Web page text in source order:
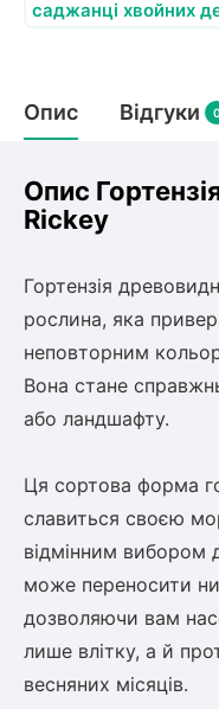
Мушмула
Нектарин
Алича
Айва
Шовковиця
Абрикос
Обліпиха
Смородина
Актинідія
Ірга
Ківі
Платан
Декоративні
Рододендрон
Бересклет
Барбарис
Азалія
Дерен
Штамбові
Жасмин
Будлея
Лавровишня
Кизильник
Піраканта
Бузина
Кріплення
Садова
Граблі
Роторні
саджанці хвойних
Опис Відгуки
Опис
Rickey
Гортензія
рослина, яка
неповторним
Вона стане
або ландшафту.
Ця сортова форма
славиться своєю
відмінним вибором
може переносити
дозволяючи вам
лише влітку, а й
весняних місяців.